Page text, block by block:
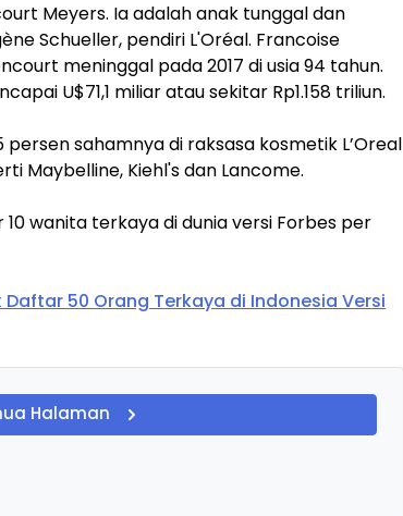
Meyers. Ia adalah anak tunggal dan
Schueller, pendiri L'Oréal. Francoise
meninggal pada 2017 di usia 94 tahun.
U$71,1 miliar atau sekitar Rp1.158 triliun.
sahamnya di raksasa kosmetik L’Oreal
Maybelline, Kiehl's dan Lancome.
wanita terkaya di dunia versi Forbes per
50 Orang Terkaya di Indonesia Versi
Halaman